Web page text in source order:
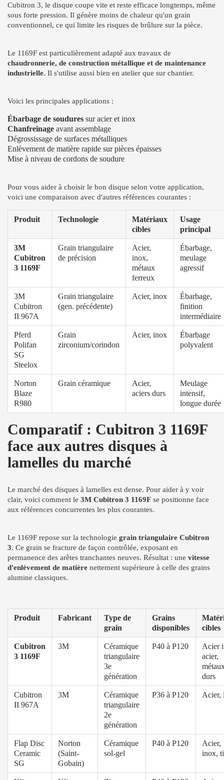
Cubitron 3, le disque coupe vite et reste efficace longtemps, même
sous forte pression. Il génère moins de chaleur qu'un grain
conventionnel, ce qui limite les risques de brûlure sur la pièce.
Le 1169F est particulièrement adapté aux travaux de
chaudronnerie, de construction métallique et de maintenance
industrielle. Il s'utilise aussi bien en atelier que sur chantier.
Voici les principales applications :
Ébarbage de soudures sur acier et inox
Chanfreinage avant assemblage
Dégrossissage de surfaces métalliques
Enlèvement de matière rapide sur pièces épaisses
Mise à niveau de cordons de soudure
Pour vous aider à choisir le bon disque selon votre application,
voici une comparaison avec d'autres références courantes :
Produit Technologie
Matériaux
cibles
Usage
principal
3M
Cubitron
3 1169F
Grain triangulaire
de précision
Acier,
inox,
métaux
ferreux
Ébarbage,
meulage
agressif
3M
Cubitron
II 967A
Grain triangulaire
(gen. précédente)
Acier, inox
Ébarbage,
finition
intermédiaire
Pferd
Polifan
SG
Steelox
Grain
zirconium/corindon
Acier, inox
Ébarbage
polyvalent
Norton
Blaze
R980
Grain céramique
Acier,
aciers durs
Meulage
intensif,
longue durée
Comparatif : Cubitron 3 1169F
face aux autres disques à
lamelles du marché
Le marché des disques à lamelles est dense. Pour aider à y voir
clair, voici comment le 3M Cubitron 3 1169F se positionne face
aux références concurrentes les plus courantes.
Le 1169F repose sur la technologie grain triangulaire Cubitron
3. Ce grain se fracture de façon contrôlée, exposant en
permanence des arêtes tranchantes neuves. Résultat : une vitesse
d'enlèvement de matière nettement supérieure à celle des grains
alumine classiques.
Produit Fabricant
Type de
grain
Grains
disponibles
cibles
Cubitron
3 1169F
3M
Céramique
triangulaire
3e
génération
P40 à P120
Acier
acier,
durs
Cubitron
II 967A
3M
Céramique
triangulaire
2e
génération
P36 à P120 Acier,
Flap Disc
Ceramic
SG
Norton
(Saint-
Gobain)
Céramique
sol-gel
P40 à P120
Acier,
inox,